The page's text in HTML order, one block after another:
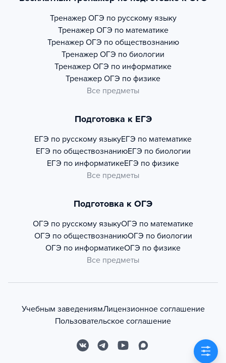
Тренажер ОГЭ по русскому языку
Тренажер ОГЭ по математике
Тренажер ОГЭ по обществознанию
Тренажер ОГЭ по биологии
Тренажер ОГЭ по информатике
Тренажер ОГЭ по физике
Все предметы
Подготовка к ЕГЭ
ЕГЭ по русскому языкуЕГЭ по математике
ЕГЭ по обществознаниюЕГЭ по биологии
ЕГЭ по информатикеЕГЭ по физике
Все предметы
Подготовка к ОГЭ
ОГЭ по русскому языкуОГЭ по математике
ОГЭ по обществознаниюОГЭ по биологии
ОГЭ по информатикеОГЭ по физике
Все предметы
Учебным заведениямЛицензионное соглашение
Пользовательское соглашение